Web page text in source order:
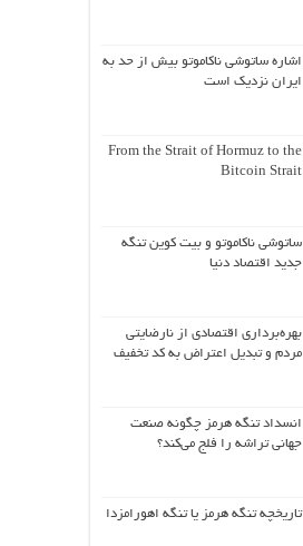
اشاره ساتوشی ناکاموتو بیش از حد به
ایران نزدیک است
From the Strait of Hormuz to the
Bitcoin Strait
ساتوشی ناکاموتو و بیت کوین تنگه
جدید اقتصاد دنیا
بهره‌برداری اقتصادی از نارضایتی
مردم و تبدیل اعتراض به کد تخفیف
انسداد تنگه هرمز چگونه صنعت
جهانی تراشه را فلج می‌کند؟
تاریخچه تنگه هرمز یا تنگه اهورامزدا